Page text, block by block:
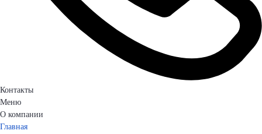
Контакты
Меню
О компании
Главная